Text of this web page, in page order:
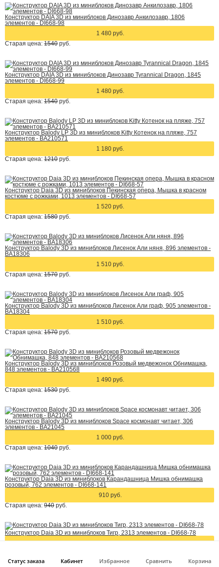
Статус заказа Кабинет Избранное Сравнить Корзина
Конструктор DAIA 3D из миниблоков Динозавр Анкилозавр, 1806
элементов - DI668-98
1 480 руб.
Старая цена: 1540 руб.
Конструктор DAIA 3D из миниблоков Динозавр Tyrannical Dragon, 1845
элементов - DI668-99
1 480 руб.
Старая цена: 1540 руб.
Конструктор Balody LP 3D из миниблоков Kitty Котенок на пляже, 757
элементов - BA210571
1 180 руб.
Старая цена: 1210 руб.
Конструктор Daia 3D из миниблоков Пекинская опера, Мышка в красном
костюме с рожками, 1013 элементов - DI668-57
1 520 руб.
Старая цена: 1580 руб.
Конструктор Balody 3D из миниблоков Лисенок Али няня, 896 элементов -
BA18306
1 510 руб.
Старая цена: 1570 руб.
Конструктор Balody 3D из миниблоков Лисенок Али граф, 905 элементов -
BA18304
1 510 руб.
Старая цена: 1570 руб.
Конструктор Balody 3D из миниблоков Розовый медвежонок Обнимашка,
848 элементов - BA210568
1 490 руб.
Старая цена: 1530 руб.
Конструктор Balody 3D из миниблоков Space космонавт читает, 306
элементов - BA21045
1 000 руб.
Старая цена: 1040 руб.
Конструктор Daia 3D из миниблоков Карандашница Мишка обнимашка
розовый, 762 элементов - DI668-141
910 руб.
Старая цена: 940 руб.
Конструктор Daia 3D из миниблоков Тигр, 2313 элементов - DI668-78
2 070 руб.